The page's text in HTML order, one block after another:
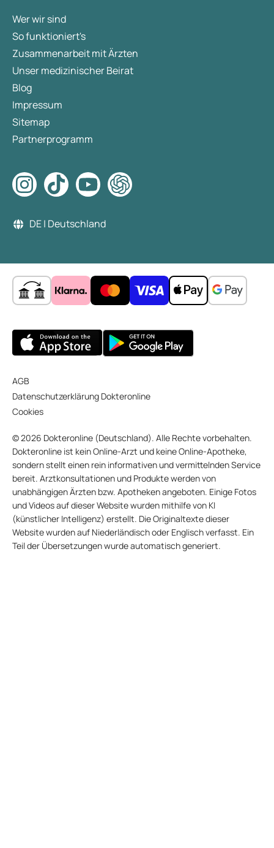
Wer wir sind
So funktioniert's
Zusammenarbeit mit Ärzten
Unser medizinischer Beirat
Blog
Impressum
Sitemap
Partnerprogramm
DE | Deutschland
AGB
Datenschutzerklärung Dokteronline
Cookies
© 2026 Dokteronline (Deutschland). Alle Rechte vorbehalten.
Dokteronline ist kein Online-Arzt und keine Online-Apotheke,
sondern stellt einen rein informativen und vermittelnden Service
bereit. Arztkonsultationen und Produkte werden von
unabhängigen Ärzten bzw. Apotheken angeboten. Einige Fotos
und Videos auf dieser Website wurden mithilfe von KI
(künstlicher Intelligenz) erstellt. Die Originaltexte dieser
Website wurden auf Niederländisch oder Englisch verfasst. Ein
Teil der Übersetzungen wurde automatisch generiert.